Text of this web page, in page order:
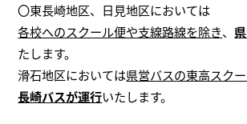
〇東長崎地区、日見地区においては
各校へのスクール便や支線路線を除き、
たします。
滑石地区においては県営バスの東高スク
長崎バスが運行いたします。